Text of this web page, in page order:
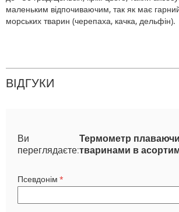
маленьким відпочиваючим, так як має
морських тварин (черепаха, качка, дельфін).
ВІДГУКИ
Ви
переглядаєте:
Термометр
тваринами в
Псевдонім